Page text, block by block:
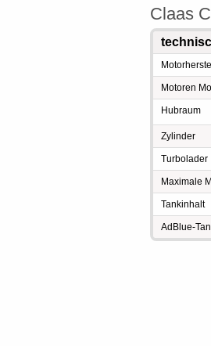
Claas
Motoren
Hubraum
Zylinder
Turbolader
Maximale
Tankinhalt
AdBlue-